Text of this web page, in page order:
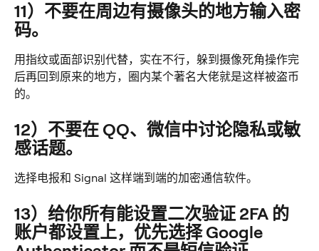
11）不要在周边有摄像头的地方输入密
码。
用指纹或面部识别代替，实在不行，躲到摄像死角操作完
后再回到原来的地方，圈内某个著名大佬就是这样被盗币
的。
12）不要在 QQ、微信中讨论隐私或敏
感话题。
选择电报和 Signal 这样端到端的加密通信软件。
13）给你所有能设置二次验证 2FA 的
账户都设置上，优先选择 Google